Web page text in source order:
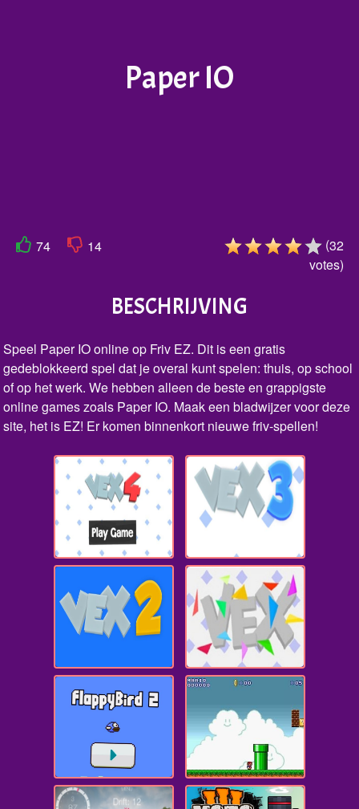
Paper IO
74 14 (32
votes)
BESCHRIJVING
Speel Paper IO online op Friv EZ. Dit is een gratis
gedeblokkeerd spel dat je overal kunt spelen: thuis, op school
of op het werk. We hebben alleen de beste en grappigste
online games zoals Paper IO. Maak een bladwijzer voor deze
site, het is EZ! Er komen binnenkort nieuwe friv-spellen!